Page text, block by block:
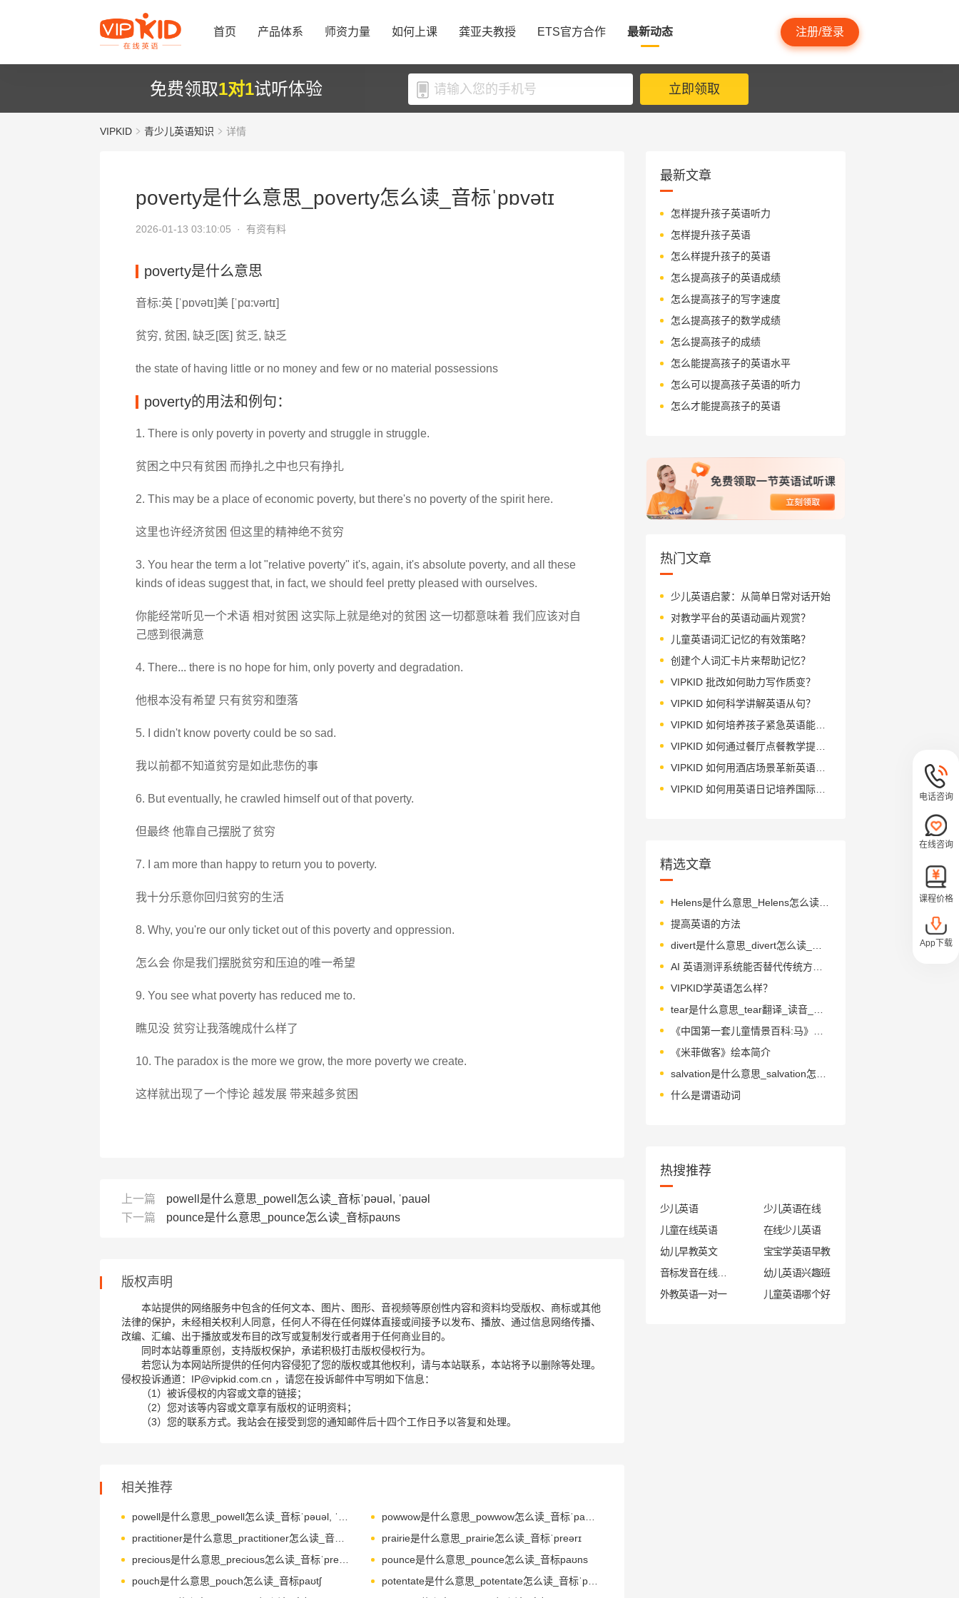
首页 产品体系 师资力量 如何上课 龚亚夫教授 ETS官方合作 最新动态 注册/登录
免费领取1对1试听体验 立即领取
VIPKID 青少儿英语知识 详情
poverty是什么意思_poverty怎么读_音标ˈpɒvətɪ
2026-01-13 03:10:05 · 有资有料
poverty是什么意思
音标:英 [ˈpɒvətɪ]美 [ˈpɑ:vərtɪ]
贫穷, 贫困, 缺乏[医] 贫乏, 缺乏
the state of having little or no money and few or no material possessions
poverty的用法和例句：
1. There is only poverty in poverty and struggle in struggle.
贫困之中只有贫困 而挣扎之中也只有挣扎
2. This may be a place of economic poverty, but there's no poverty of the spirit here.
这里也许经济贫困 但这里的精神绝不贫穷
3. You hear the term a lot "relative poverty" it's, again, it's absolute poverty, and all these
kinds of ideas suggest that, in fact, we should feel pretty pleased with ourselves.
你能经常听见一个术语 相对贫困 这实际上就是绝对的贫困 这一切都意味着 我们应该对自
己感到很满意
4. There... there is no hope for him, only poverty and degradation.
他根本没有希望 只有贫穷和堕落
5. I didn't know poverty could be so sad.
我以前都不知道贫穷是如此悲伤的事
6. But eventually, he crawled himself out of that poverty.
但最终 他靠自己摆脱了贫穷
7. I am more than happy to return you to poverty.
我十分乐意你回归贫穷的生活
8. Why, you're our only ticket out of this poverty and oppression.
怎么会 你是我们摆脱贫穷和压迫的唯一希望
9. You see what poverty has reduced me to.
瞧见没 贫穷让我落魄成什么样了
10. The paradox is the more we grow, the more poverty we create.
这样就出现了一个悖论 越发展 带来越多贫困
上一篇
powell是什么意思_powell怎么读_音标ˈpəuəl, ˈpauəl
下一篇
pounce是什么意思_pounce怎么读_音标paʊns
版权声明
本站提供的网络服务中包含的任何文本、图片、图形、音视频等原创性内容和资料均受版权、商标或其他
法律的保护，未经相关权利人同意，任何人不得在任何媒体直接或间接予以发布、播放、通过信息网络传播、
改编、汇编、出于播放或发布目的改写或复制发行或者用于任何商业目的。
同时本站尊重原创，支持版权保护，承诺积极打击版权侵权行为。
若您认为本网站所提供的任何内容侵犯了您的版权或其他权利，请与本站联系，本站将予以删除等处理。
侵权投诉通道：IP@vipkid.com.cn ，请您在投诉邮件中写明如下信息：
（1）被诉侵权的内容或文章的链接；
（2）您对该等内容或文章享有版权的证明资料；
（3）您的联系方式。我站会在接受到您的通知邮件后十四个工作日予以答复和处理。
相关推荐
practitioner是什么意思_practitioner怎么读_音标prækˈtɪʃənə(r)
prairie是什么意思_prairie怎么读_音标ˈpreərɪ
precious是什么意思_precious怎么读_音标ˈpreʃəs
pounce是什么意思_pounce怎么读_音标paʊns
pouch是什么意思_pouch怎么读_音标paʊtʃ
potentate是什么意思_potentate怎么读_音标ˈpəʊtnteɪt
最新文章
怎样提升孩子英语听力
怎样提升孩子英语
怎么样提升孩子的英语
怎么提高孩子的英语成绩
怎么提高孩子的写字速度
怎么提高孩子的数学成绩
怎么提高孩子的成绩
怎么能提高孩子的英语水平
怎么可以提高孩子英语的听力
怎么才能提高孩子的英语
热门文章
少儿英语启蒙：从简单日常对话开始
对教学平台的英语动画片观赏？
儿童英语词汇记忆的有效策略？
创建个人词汇卡片来帮助记忆？
VIPKID 批改如何助力写作质变？
VIPKID 如何科学讲解英语从句？
VIPKID 如何培养孩子紧急英语能力？
VIPKID 如何通过餐厅点餐教学提升少儿英语应用能力？
VIPKID 如何用酒店场景革新英语教学？
VIPKID 如何用英语日记培养国际化人才？
精选文章
Helens是什么意思_Helens怎么读_音标'helən
提高英语的方法
VIPKID学英语怎么样？
《米菲做客》绘本简介
什么是谓语动词
热搜推荐
少儿英语
少儿英语在线
儿童在线英语
在线少儿英语
幼儿早教英文
宝宝学英语早教
幼儿英语兴趣班
外教英语一对一
儿童英语哪个好
电话咨询
在线咨询
课程价格
App下载